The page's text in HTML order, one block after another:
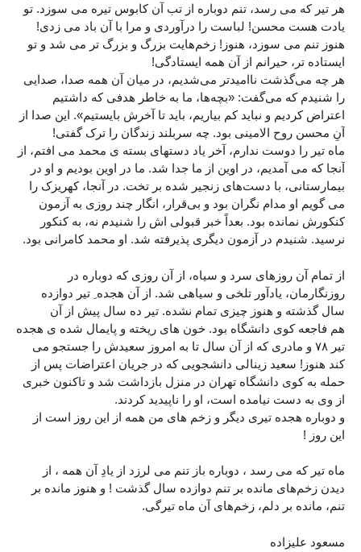
هر تیر که می رسد، تنم دوباره از تب آن کابوس تیره می سوزد. تو
یادت هست محسن! لباست را درآوردی و مرا با آن باد می زدی!
هنوز تنم می سوزد، هنوز! زخم‌هایت بزرگ و بزرگ تر می شد و تو
ایستاده تر، حیرانم از آن همه ایستادگی!
هر چه می‌گذشت ناامید‌تر می‌شدیم، در میان آن همه صدا، صدایی
را شنیدم که می‌گفت: «بچه‌ها، ما به خاطر هدفی که داشتیم
اعتراض کردیم و نباید کم بیاریم، باید تا آخرش بایستیم». این صدا از
آنِ محسن روح الامینی بود. چه سربلند زندگان را ترک گفتی!
ماه تیر را دوست ندارم، آخر یاد دستهای بسته ی محمد می افتم، از
آنجا که می آمدیم، در اوین از ما جدا شد. ما در اوین بودیم و او در
بیمارستانی، با دست‌های زنجیر شده بر تخت. در آنجا، کهریزک را
می گویم او مدام نگران بود و بی‌قرار، انگار چند روزی به آزمون
کنکورش نمانده بود. بعداً خبر قبولی اش را شنیدم نه، به کنکور
نرسید. شنیدم در آزمون دیگری پذیرفته شد. او محمد کامرانی بود.
از تمام آن روزهای سرد و سیاه، از آن روزی که دوباره در
روزنگارمان، یادآور تلخی و سیاهی شد. از آن هجده ِ تیر دوازده
سال گذشته و هنوز چیزی تمام نشده. تیر ده سال پیش از آن
هم فاجعه کوی دانشگاه بود. خون های ریخته و پایمال شده ی هجده
تیر ۷۸ و مادری که از آن سال تا به امروز سعیدش را جستجو می
کند هنوز! سعید زینالی دانشجویی که در جریان اعتراضات پس از
حمله به کوی دانشگاه تهران در منزل بازداشت شد و تاکنون خبری
از وی به دست نیامده است، او را ناپیدید کردند.
و دوباره هجده تیری دیگر و زخم های من همه از این روز است از
این روز !
ماه تیر که می رسد ، دوباره باز تنم می لرزد از یادِ آن همه ، از
دیدن زخم‌های مانده بر تنم دوازده سال گذشت ! و هنوز مانده بر
تنم، مانده بر دلم، زخم‌های آن ماه تیرگی.
مسعود عليزاده